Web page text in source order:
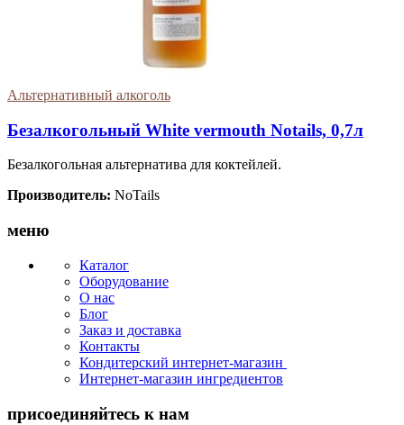
Альтернативный алкоголь
Безалкогольный White vermouth Notails, 0,7л
Безалкогольная альтернатива для коктейлей.
Производитель: NoTails
меню
Каталог
Оборудование
О нас
Блог
Заказ и доставка
Контакты
Кондитерский интернет-магазин
Интернет-магазин ингредиентов
присоединяйтесь к нам